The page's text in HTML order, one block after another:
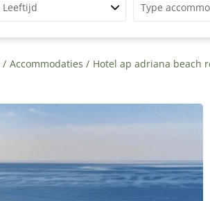
Leeftijd Type
Accommodaties Hotel ap adriana beach